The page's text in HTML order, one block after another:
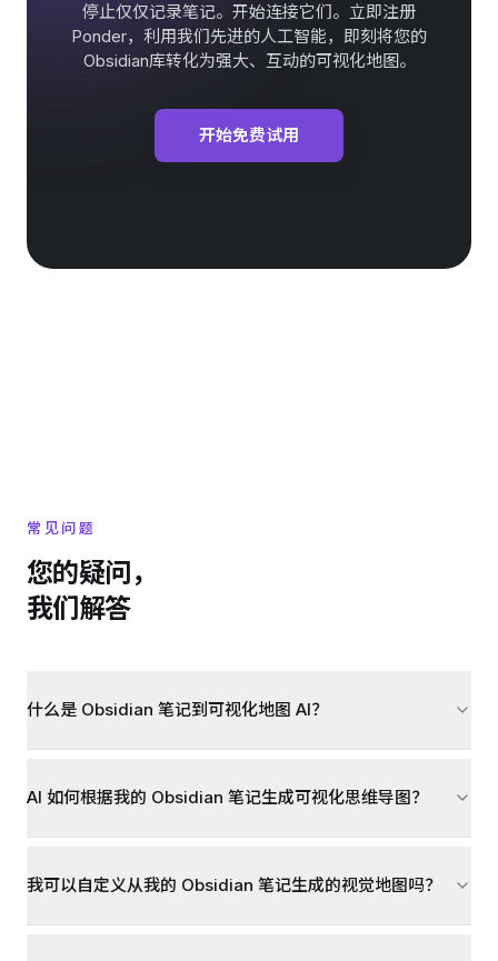
停止仅仅记录笔记。开始连接它们。立即注册
Ponder，利用我们先进的人工智能，即刻将您的
Obsidian库转化为强大、互动的可视化地图。
开始免费试用
常见问题
您的疑问，
我们解答
什么是 Obsidian 笔记到可视化地图 AI？
AI 如何根据我的 Obsidian 笔记生成可视化思维导图？
我可以自定义从我的 Obsidian 笔记生成的视觉地图吗？